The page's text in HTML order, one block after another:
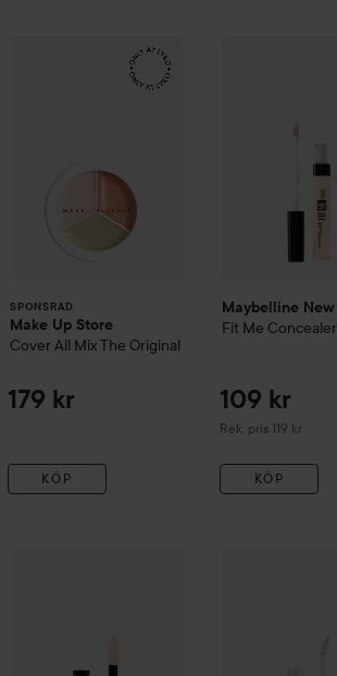
som behöver tjockare täckning och buffra ut
Fingrar eller en svamp kan användas som
SPONSRAD
Make Up Store
Cover All MixThe Original
179 kr
KÖP
Make Up Store
Maybelline New
Fit Me Concealer
109 kr
Rek. pris 119 kr
Rekommenderat pris
KÖP